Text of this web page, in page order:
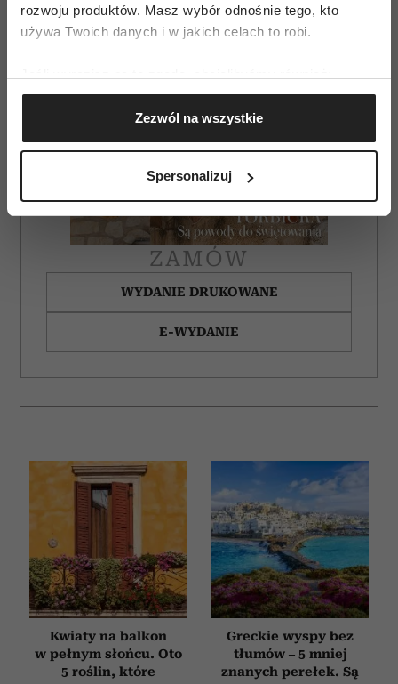
rozwoju produktów. Masz wybór odnośnie tego, kto
używa Twoich danych i w jakich celach to robi.
Gromadzić dane dotyczące Twojej lokalizacji
geograficznej z dokładnością nawet do kilku metrów
Identyfikować Twoje urządzenie, aktywnie
(fingerprinting, czyli wirtualny odcisk palca)
dane są przetwarzane oraz ustaw własne preferencje w
. W Deklaracji plików cookie możesz
zmienić lub wycofać swoją zgodę w dowolnej chwili.
Wykorzystujemy pliki cookie do spersonalizowania treści
i reklam, aby oferować funkcje społecznościowe i
korzystasz z naszej witryny, udostępniamy partnerom
korzystania z ich usług.
Zezwól na wszystkie
Spersonalizuj
ZAMÓW
WYDANIE DRUKOWANE
E-WYDANIE
Kwiaty na balkon
w pełnym słońcu. Oto
5 roślin, które
Greckie wyspy bez
tłumów – 5 mniej
znanych perełek. Są